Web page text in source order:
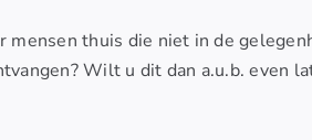
mensen thuis die niet in de
Wilt u dit dan a.u.b. even